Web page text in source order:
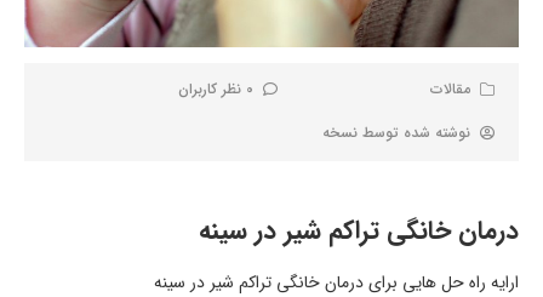
مقالات
0 نظر کاربران
نوشته شده توسط نسخه
درمان خانگی تراکم شیر در سینه
ارایه راه حل هایی برای درمان خانگی تراکم شیر در سینه